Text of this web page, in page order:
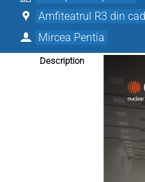
Amfiteatrul R3 din
Mircea Pentia
Description